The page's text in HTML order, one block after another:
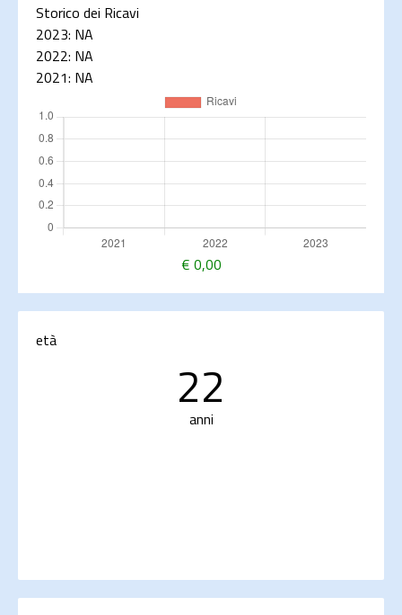
Storico dei Ricavi
2023: NA
2022: NA
2021: NA
€ 0,00
età
22
anni